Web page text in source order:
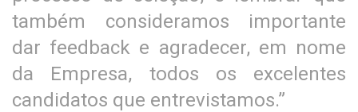
também consideramos importante
dar feedback e agradecer, em nome
da Empresa, todos os excelentes
candidatos que entrevistamos.”